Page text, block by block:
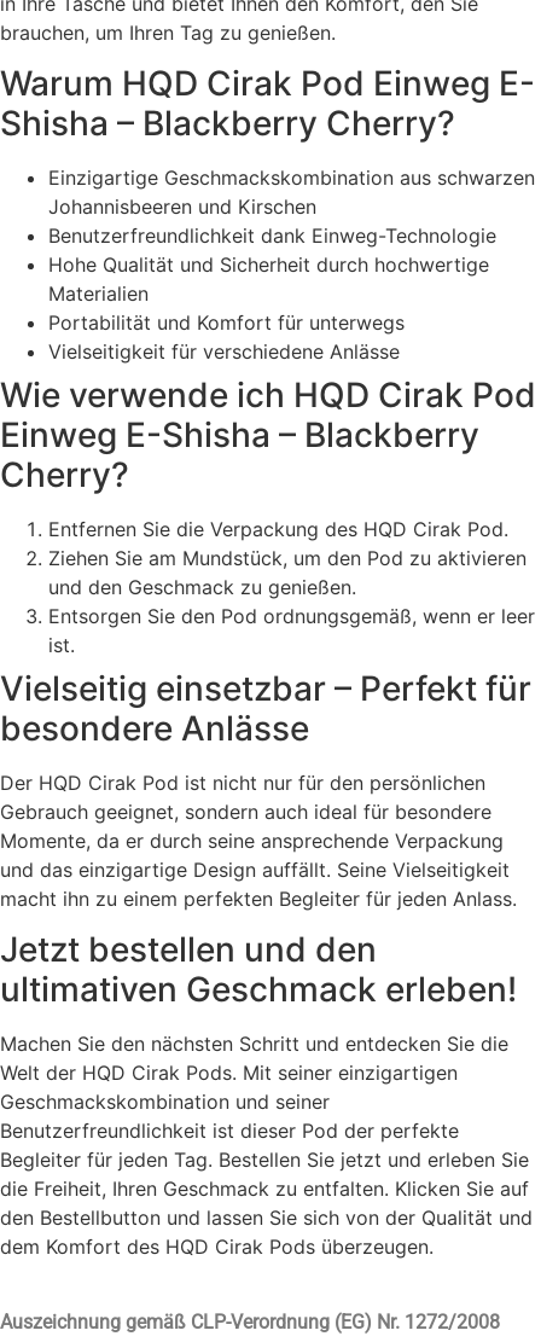
brauchen, um Ihren Tag zu genießen.
Warum HQD Cirak Pod Einweg E-
Shisha – Blackberry Cherry?
Einzigartige Geschmackskombination aus schwarzen
Johannisbeeren und Kirschen
Benutzerfreundlichkeit dank Einweg-Technologie
Hohe Qualität und Sicherheit durch hochwertige
Materialien
Portabilität und Komfort für unterwegs
Vielseitigkeit für verschiedene Anlässe
Wie verwende ich HQD Cirak Pod
Einweg E-Shisha – Blackberry
Cherry?
Entfernen Sie die Verpackung des HQD Cirak Pod.
Ziehen Sie am Mundstück, um den Pod zu aktivieren
und den Geschmack zu genießen.
Entsorgen Sie den Pod ordnungsgemäß, wenn er leer
ist.
Vielseitig einsetzbar – Perfekt für
besondere Anlässe
Der HQD Cirak Pod ist nicht nur für den persönlichen
Gebrauch geeignet, sondern auch ideal für besondere
Momente, da er durch seine ansprechende Verpackung
und das einzigartige Design auffällt. Seine Vielseitigkeit
macht ihn zu einem perfekten Begleiter für jeden Anlass.
Jetzt bestellen und den
ultimativen Geschmack erleben!
Machen Sie den nächsten Schritt und entdecken Sie die
Welt der HQD Cirak Pods. Mit seiner einzigartigen
Geschmackskombination und seiner
Benutzerfreundlichkeit ist dieser Pod der perfekte
Begleiter für jeden Tag. Bestellen Sie jetzt und erleben Sie
die Freiheit, Ihren Geschmack zu entfalten. Klicken Sie auf
den Bestellbutton und lassen Sie sich von der Qualität und
dem Komfort des HQD Cirak Pods überzeugen.
Auszeichnung gemäß CLP-Verordnung (EG) Nr. 1272/2008